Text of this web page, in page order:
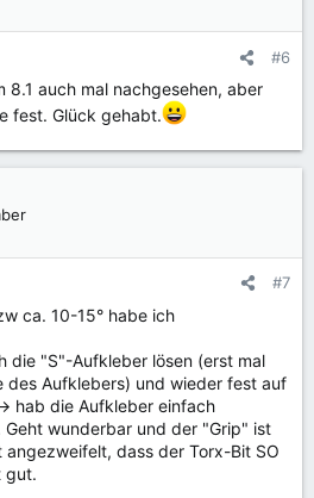
#6
8.1 auch mal nachgesehen, aber
fest. Glück gehabt.
#7
ca. 10-15° habe ich
die "S"-Aufkleber lösen (erst mal
des Aufklebers) und wieder fest auf
hab die Aufkleber einfach
wunderbar und der "Grip" ist
dass der Torx-Bit SO
gut.